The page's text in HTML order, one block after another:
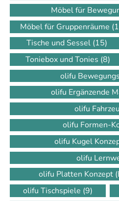
Möbel für
Möbel für Gruppenräume
Tische und Sessel (15)
Toniebox und Tonies (8)
olifu
olifu Ergänzende
olifu
olifu Formen-
olifu Kugel
olifu
olifu Platten Konzept
olifu Tischspiele (9)